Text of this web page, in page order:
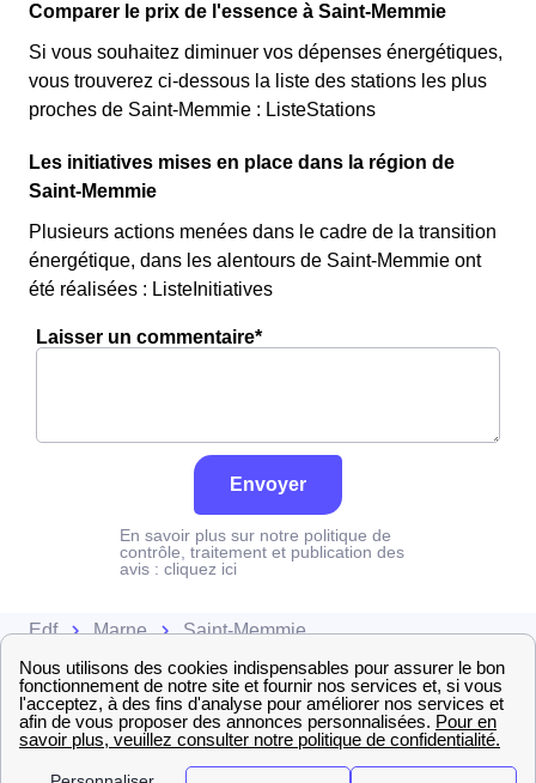
Comparer le prix de l'essence à Saint-Memmie
Si vous souhaitez diminuer vos dépenses énergétiques,
vous trouverez ci-dessous la liste des stations les plus
proches de Saint-Memmie : ListeStations
Les initiatives mises en place dans la région de
Saint-Memmie
Plusieurs actions menées dans le cadre de la transition
énergétique, dans les alentours de Saint-Memmie ont
été réalisées : ListeInitiatives
Laisser un commentaire*
Envoyer
En savoir plus sur notre politique de
contrôle, traitement et publication des
avis : cliquez ici
Edf Marne Saint-Memmie